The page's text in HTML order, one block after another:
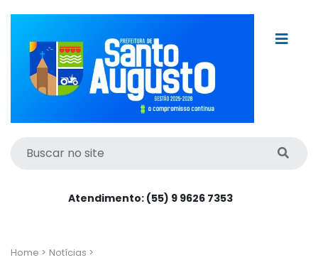
Atendimento: (55) 9 9626 7353
Home > Notícias >